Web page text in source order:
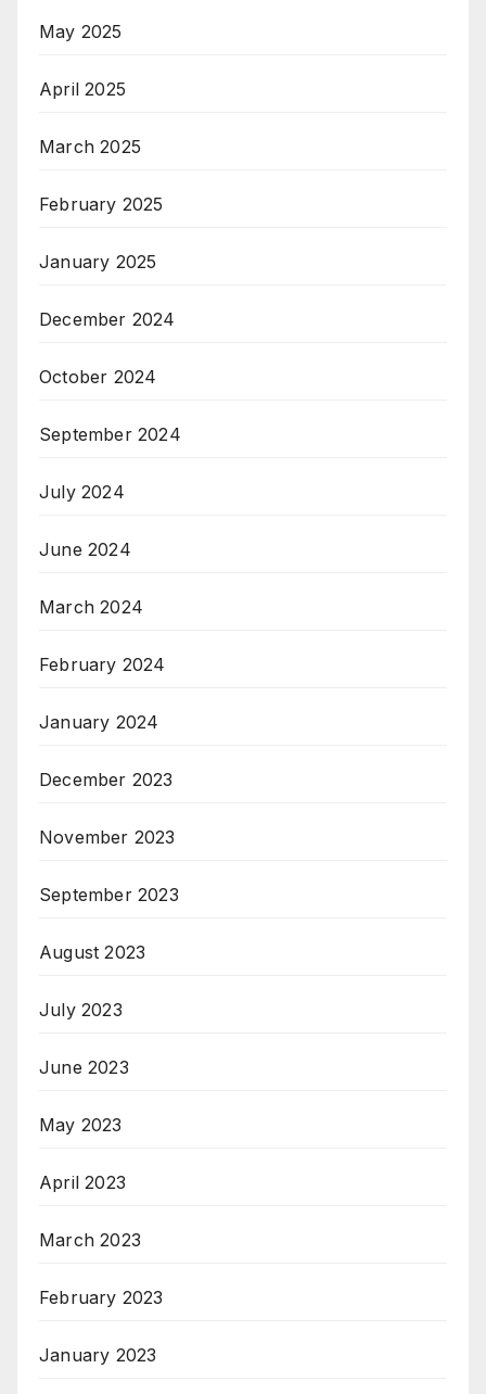
May 2025
April 2025
March 2025
February 2025
January 2025
December 2024
October 2024
September 2024
July 2024
June 2024
March 2024
February 2024
January 2024
December 2023
November 2023
September 2023
August 2023
July 2023
June 2023
May 2023
April 2023
March 2023
February 2023
January 2023